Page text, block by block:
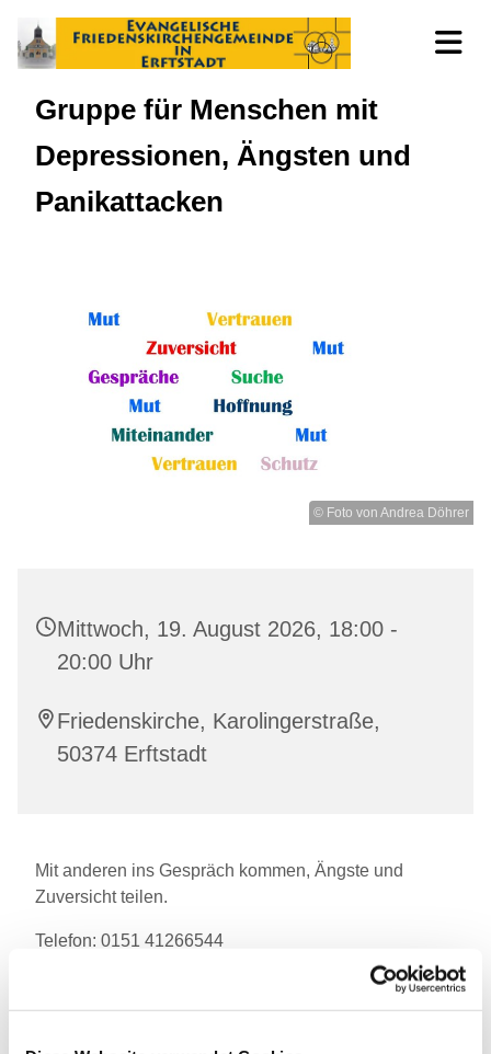
Gruppe für Menschen mit
Depressionen, Ängsten und
Panikattacken
© Foto von Andrea Döhrer
Mittwoch, 19. August 2026, 18:00 -
20:00 Uhr
Friedenskirche, Karolingerstraße,
50374 Erftstadt
Mit anderen ins Gespräch kommen, Ängste und
Zuversicht teilen.
Telefon: 0151 41266544